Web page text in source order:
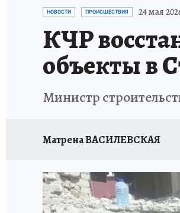
ЗАПОВЕДНАЯ
НОВОСТИ ПРОИСШЕСТВИЯ 24 мая
КЧР
объекты в
Министр
Матрена ВАСИЛЕВСКАЯ